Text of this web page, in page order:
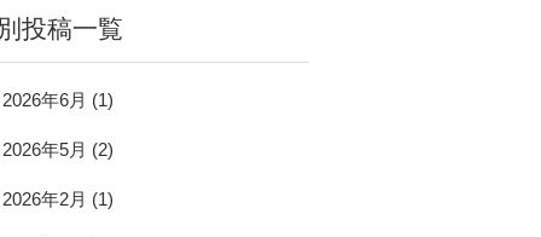
投稿一覧
2026年6月 (1)
2026年5月 (2)
2026年2月 (1)